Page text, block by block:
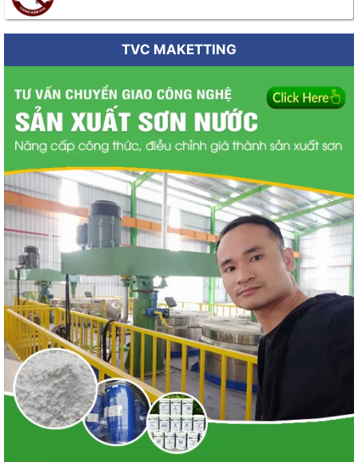
Sơn trang trí
cấp
8-
SƠN KINH
TẾ
Sơn mịn nội
thất
1kg 4,500
(9-
2
Sơn mịn ngoại
thất
1kg 12,000
(9-
11m2)/kg/lớp
Sơn lót nội và
ngoại thất
13,000
11m2)/kg/lớp
Gia công sơn nước uy tín
Với nhiều năm kinh nghiệm trong cung cấp phụ gia ngành
sơn,chuyển giao công nghệ sơnnước, và gia công sơn nước
nhiều quy mô từ nhỏ đến lớn. Hiện nay công ty chúng tôi đang
nhận gia công các loại sơn nước chất lượng cao cho các công
ty sơn nước ( công ty đã có thương hiệu ) với giá thành tốt
TVC MAKETTING